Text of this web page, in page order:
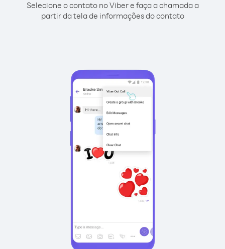
Selecione o contato no Viber e faça a chamada a
partir da tela de informações do contato